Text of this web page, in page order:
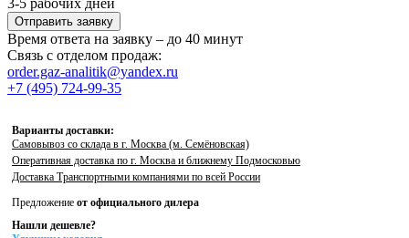
Отправить заявку
Время ответа на заявку – до 40 минут
Связь с отделом продаж:
order.gaz-analitik@yandex.ru
+7 (495) 724-99-35
Варианты доставки:
Самовывоз со склада в г. Москва (м. Семёновская)
Оперативная доставка по г. Москва и ближнему Подмосковью
Доставка Транспортными компаниями по всей России
Предложение от официального дилера
Нашли дешевле?